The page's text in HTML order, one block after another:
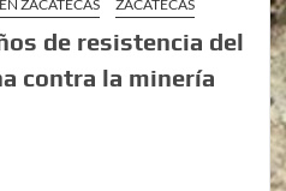
ZACATECAS ZACATECAS
de resistencia del
contra la minería